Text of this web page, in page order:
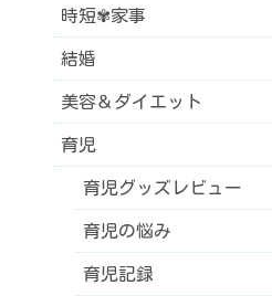
時短✾家事
結婚
美容＆ダイエット
育児
育児グッズレビュー
育児の悩み
育児記録